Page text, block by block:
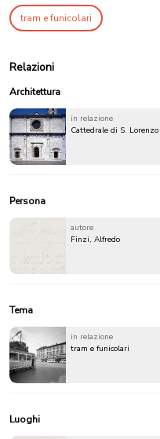
tram e funicolari
Relazioni
Architettura
in relazione
Cattedrale di S. Lorenzo
Persona
autore
Finzi, Alfredo
Tema
in relazione
tram e funicolari
Luoghi